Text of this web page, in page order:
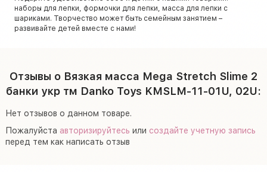
наборы для лепки, формочки для лепки, масса для лепки с
шариками. Творчество может быть семейным занятием –
развивайте детей вместе с нами!
Отзывы о Вязкая масса Mega Stretch Slime 2
банки укр тм Danko Toys KMSLM-11-01U, 02U:
Нет отзывов о данном товаре.
Пожалуйста авторизируйтесь или создайте учетную запись
перед тем как написать отзыв